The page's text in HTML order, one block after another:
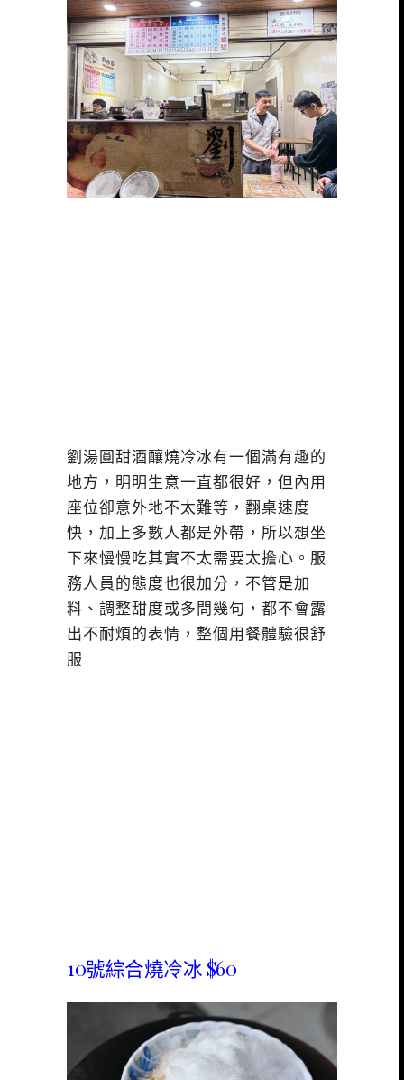
劉湯圓甜酒釀燒冷冰有一個滿有趣的
地方，明明生意一直都很好，但內用
座位卻意外地不太難等，翻桌速度
快，加上多數人都是外帶，所以想坐
下來慢慢吃其實不太需要太擔心。服
務人員的態度也很加分，不管是加
料、調整甜度或多問幾句，都不會露
出不耐煩的表情，整個用餐體驗很舒
服
10號綜合燒冷冰 $60